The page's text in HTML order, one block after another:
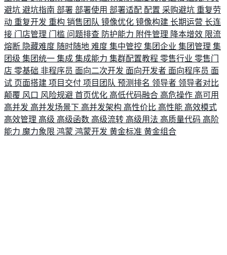
避坑 避坑指南 部署 部署使用 部署适配 配置 采购避坑 重复劳
动 重复开发 重构 销售团队 镜像优化 镜像构建 长期运营 长连
接 门店管理 门槛 问题排查 防护能力 附件管理 降本增效 限流
熔断 隐藏难度 随时随地 难度 集中管控 集团企业 集团管理 集
团级 集团统一 集成 集成能力 集群配置教程 零售行业 零售门
店 零基础 非程序员 面向二次开发 面向开发者 面向程序员 面
试 页面搭建 项目交付 项目团队 预测排名 领导者 领导者对比
颠覆 风口 风险规避 首页优化 高低代码融合 高危操作 高可用
高并发 高并发场景下 高并发架构 高性价比 高性能 高效模式
高效管理 高级 高级函数 高级流转 高级用法 高质量代码 高阶
能力 魔力象限 鸿蒙 鸿蒙开发 黄金标准 黄金组合